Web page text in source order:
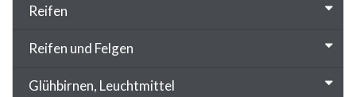
Reifen
Reifen und Felgen
Glühbirnen, Leuchtmittel